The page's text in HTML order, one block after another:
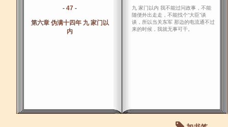
- 47 -
第六章 伪满十四年 九 家门以
内
九 家门以内 我不能过问政事，不能
随便外出走走，不能找个“大臣”谈
谈，所以当关东军 那边的电流通不过
来的时候，我就无事可干。